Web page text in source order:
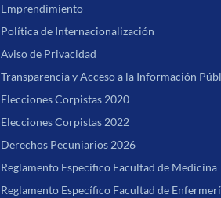
Emprendimiento
Política de Internacionalización
Aviso de Privacidad
Transparencia y Acceso a la Información
Elecciones Corpistas 2020
Elecciones Corpistas 2022
Derechos Pecuniarios 2026
Reglamento Específico Facultad de Medicina
Reglamento Específico Facultad de